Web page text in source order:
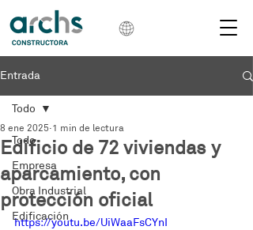
Entrada
Todo
Empresa
Obra Industrial
Edificación
Todo
Edificio de 72 viviendas y
aparcamiento, con
protección oficial
8 ene 2025 1 min de lectura
https://youtu.be/UiWaaFsCYnI